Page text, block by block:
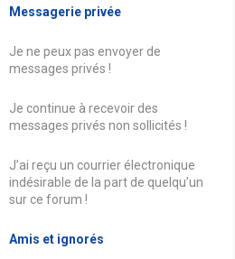
Messagerie privée
Je ne peux pas envoyer de
messages privés !
Je continue à recevoir des
messages privés non sollicités !
J’ai reçu un courrier électronique
indésirable de la part de quelqu’un
sur ce forum !
Amis et ignorés